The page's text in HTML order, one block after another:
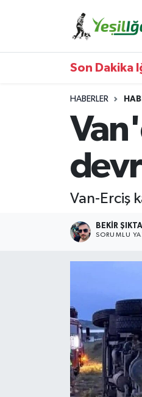
Son Dakika
HABERLER
Van-Erciş
BEKIR
SORUMLU
Iğdır Trafik Yoğunluk
Süper Lig Puan
Tüm Manşetler
Son Dakika Haberleri
Haber Arşivi